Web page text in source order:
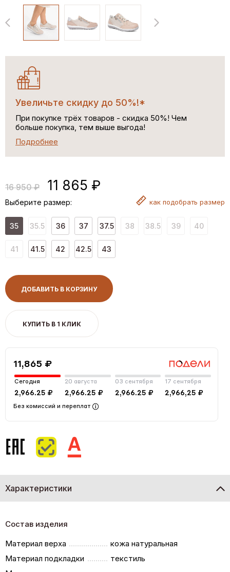
Увеличьте скидку до 50%!*
При покупке трёх товаров - скидка 50%! Чем
больше покупка, тем выше выгода!
Подробнее
16 950 ₽ 11 865 ₽
Выберите размер: как подобрать размер
35 35.5 36 37 37.5 38 38.5 39 40
41 41.5 42 42.5 43
ДОБАВИТЬ В КОРЗИНУ
КУПИТЬ В 1 КЛИК
11,865 ₽
Сегодня
2,966.25 ₽
20 августа
2,966.25 ₽
03 сентября
2,966.25 ₽
17 сентября
2,966,25 ₽
Без комиссий и переплат
Характеристики
Состав изделия
Материал верха
кожа натуральная
Материал подкладки
текстиль